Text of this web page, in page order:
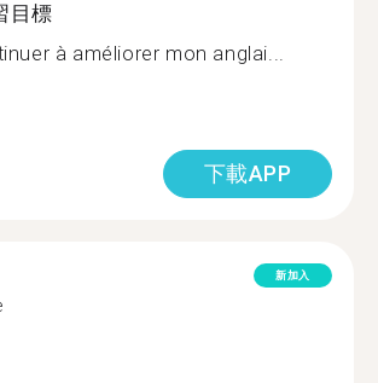
目標
à améliorer mon anglai...
下載APP
新加入